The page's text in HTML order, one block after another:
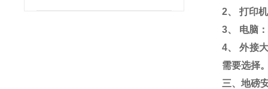
2、 打印
3、 电脑
4、 外接
需要选择
三、地磅